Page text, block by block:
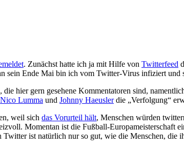
. Zunächst hatte ich ja mit Hilfe von Twitterfeed
sein Ende Mai bin ich vom Twitter-Virus infiziert
hier gern gesehene Kommentatoren sind,
Nico Lumma und Johnny Haeuslerdie „Verfolgung“
weil sich das Vorurteil hält, Menschen würden
Momentan ist die Fußball-Europameisterschaft
ist natürlich nur so gut, wie die Menschen, die